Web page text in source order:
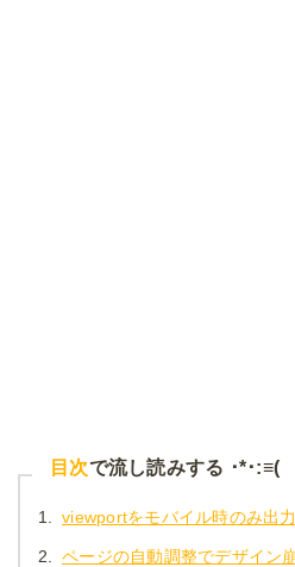
目次で流し読みする ･*･
1. viewportをモバイル時のみ出
2. ページの自動調整でデザイン